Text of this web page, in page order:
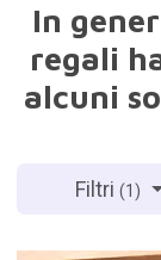
In
regali
alcuni
Filtri(1)